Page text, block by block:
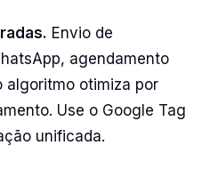
Envio de
agendamento
algoritmo otimiza por
Use o Google Tag
unificada.